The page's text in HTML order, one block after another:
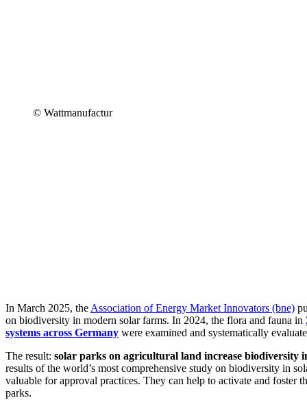
© Wattmanufactur
In March 2025, the Association of Energy Market Innovators (bne)
on biodiversity in modern solar farms. In 2024, the flora and fauna in
systems across Germany were examined and systematically
The result: solar parks on agricultural land increase biodiversity
results of the world’s most comprehensive study on biodiversity in
valuable for approval practices. They can help to activate and foster
parks.